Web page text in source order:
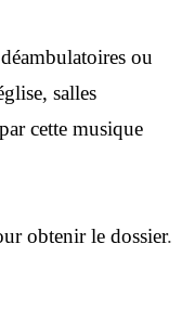
ou
salles
cette musique
obtenir le dossier.